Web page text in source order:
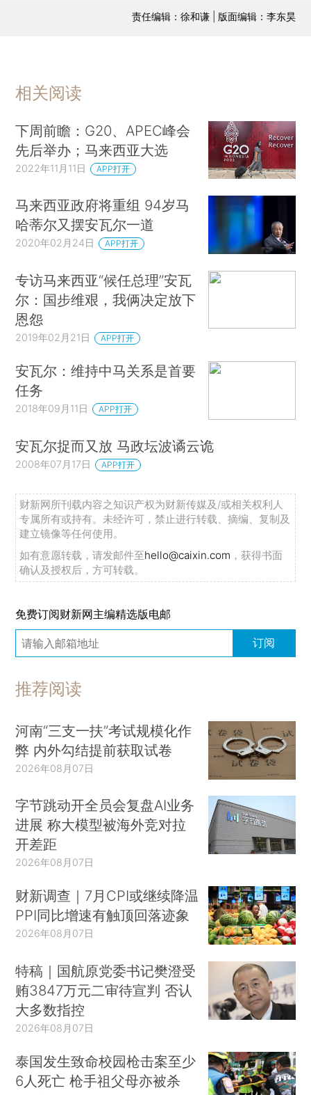
责任编辑：徐和谦 | 版面编辑：李东昊
相关阅读
下周前瞻：G20、APEC峰会
先后举办；马来西亚大选
2022年11月11日 APP打开
马来西亚政府将重组 94岁马
哈蒂尔又摆安瓦尔一道
2020年02月24日 APP打开
专访马来西亚“候任总理”安瓦
尔：国步维艰，我俩决定放下
恩怨
2019年02月21日 APP打开
安瓦尔：维持中马关系是首要
任务
2018年09月11日 APP打开
安瓦尔捉而又放 马政坛波谲云诡
2008年07月17日 APP打开
财新网所刊载内容之知识产权为财新传媒及/或相关权利人
专属所有或持有。未经许可，禁止进行转载、摘编、复制及
建立镜像等任何使用。
如有意愿转载，请发邮件至hello@caixin.com ，获得书面
确认及授权后，方可转载。
免费订阅财新网主编精选版电邮
订阅
推荐阅读
河南“三支一扶”考试规模化作
弊 内外勾结提前获取试卷
2026年08月07日
字节跳动开全员会复盘AI业务
进展 称大模型被海外竞对拉
开差距
2026年08月07日
财新调查｜7月CPI或继续降温
PPI同比增速有触顶回落迹象
2026年08月07日
特稿｜国航原党委书记樊澄受
贿3847万元二审待宣判 否认
大多数指控
2026年08月07日
泰国发生致命校园枪击案至少
6人死亡 枪手祖父母亦被杀